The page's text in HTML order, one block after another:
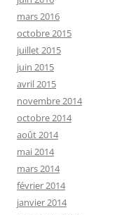
mars 2016
octobre 2015
juillet 2015
juin 2015
avril 2015
novembre 2014
octobre 2014
août 2014
mai 2014
mars 2014
février 2014
janvier 2014